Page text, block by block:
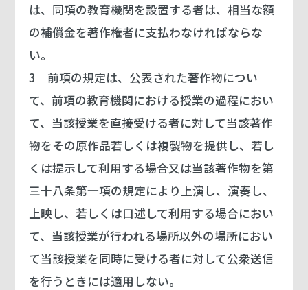
は、同項の教育機関を設置する者は、相当な額
の補償金を著作権者に支払わなければならな
い。
3 前項の規定は、公表された著作物につい
て、前項の教育機関における授業の過程におい
て、当該授業を直接受ける者に対して当該著作
物をその原作品若しくは複製物を提供し、若し
くは提示して利用する場合又は当該著作物を第
三十八条第一項の規定により上演し、演奏し、
上映し、若しくは口述して利用する場合におい
て、当該授業が行われる場所以外の場所におい
て当該授業を同時に受ける者に対して公衆送信
を行うときには適用しない。